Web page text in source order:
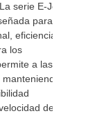
serie E-Jet
para
eficiencia
los
a las
de